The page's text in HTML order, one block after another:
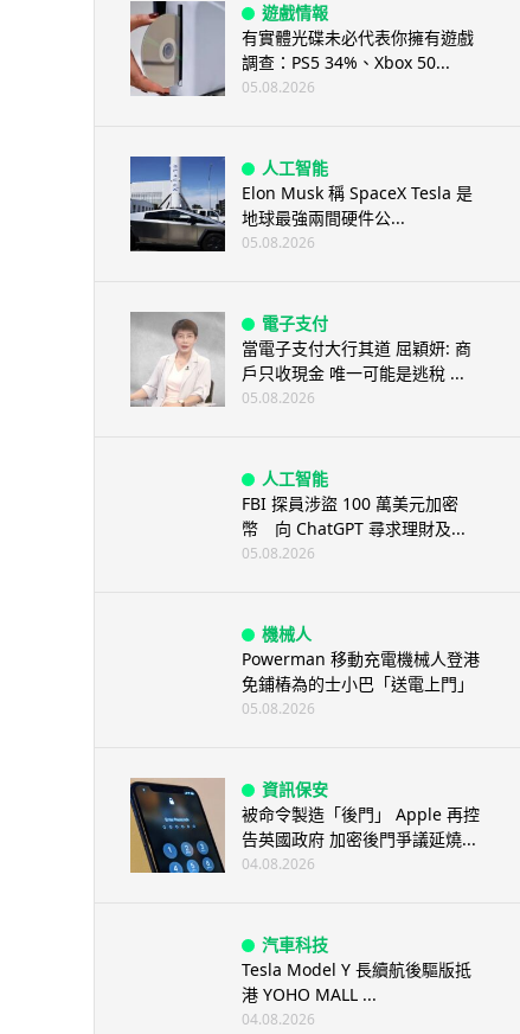
遊戲情報
有實體光碟未必代表你擁有遊戲
調查：PS5 34%、Xbox 50...
05.08.2026
人工智能
Elon Musk 稱 SpaceX Tesla 是
地球最強兩間硬件公...
05.08.2026
電子支付
當電子支付大行其道 屈穎妍: 商
戶只收現金 唯一可能是逃稅 ...
05.08.2026
人工智能
FBI 探員涉盜 100 萬美元加密
幣 向 ChatGPT 尋求理財及...
05.08.2026
機械人
Powerman 移動充電機械人登港
免鋪樁為的士小巴「送電上門」
05.08.2026
資訊保安
被命令製造「後門」 Apple 再控
告英國政府 加密後門爭議延燒...
04.08.2026
汽車科技
Tesla Model Y 長續航後驅版抵
港 YOHO MALL ...
04.08.2026